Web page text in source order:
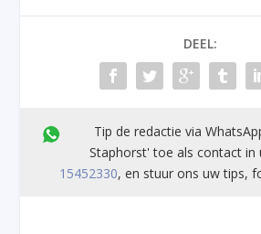
DEEL:
Tip de redactie via
Staphorst' toe als contact in
15452330, en stuur ons uw tips,